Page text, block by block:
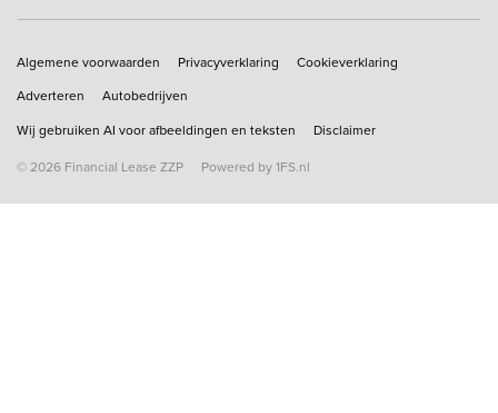
Copyright navigation
Algemene voorwaarden Privacyverklaring
Cookieverklaring
Adverteren
Autobedrijven
Wij gebruiken AI voor afbeeldingen en teksten
Disclaimer
© 2026 Financial Lease ZZP
Powered by 1FS.nl